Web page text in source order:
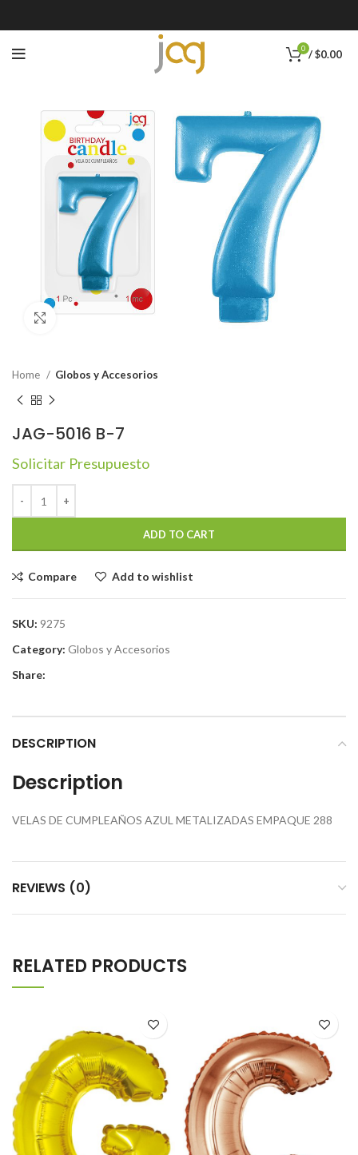
0 /$0.00
Home Globos y Accesorios
JAG-5016 B-7
Solicitar Presupuesto
ADD TO CART
Compare Add to wishlist
SKU: 9275
Category: Globos y Accesorios
Share:
DESCRIPTION
Description
VELAS DE CUMPLEAÑOS AZUL METALIZADAS EMPAQUE 288
REVIEWS (0)
RELATED PRODUCTS